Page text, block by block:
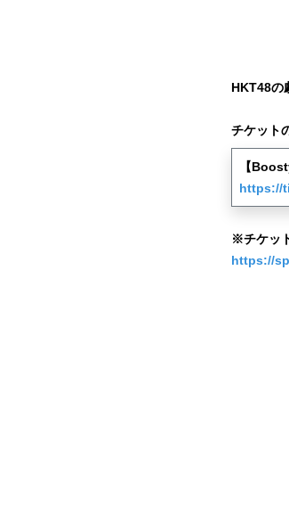
HKT48の
チケット
【
https://
※チケッ
https://